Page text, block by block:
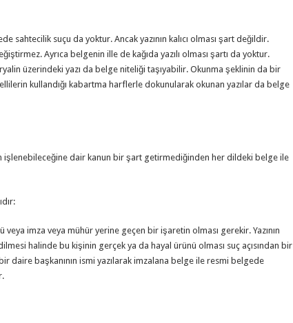
sahtecilik suçu da yoktur. Ancak yazının kalıcı olması şart değildir.
Ayrıca belgenin ille de kağıda yazılı olması şartı da yoktur.
üzerindeki yazı da belge niteliği taşıyabilir. Okunma şeklinin da bir
kullandığı kabartma harflerle dokunularak okunan yazılar da belge
işlenebileceğine dair kanun bir şart getirmediğinden her dildeki belge ile
veya imza veya mühür yerine geçen bir işaretin olması gerekir. Yazının
halinde bu kişinin gerçek ya da hayal ürünü olması suç açısından bir
daire başkanının ismi yazılarak imzalana belge ile resmi belgede